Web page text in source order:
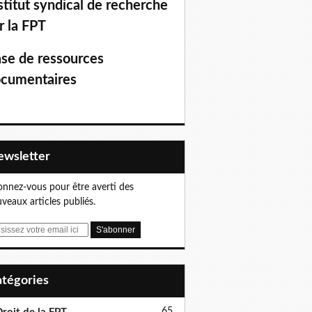
syndical de recherche
la FPT
de ressources
vous pour être averti des
articles publiés.